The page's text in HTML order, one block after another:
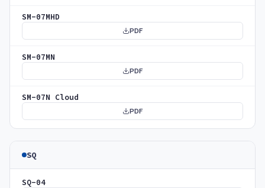
SM-07MHD
PDF
SM-07MN
PDF
SM-07N Cloud
PDF
SQ
SQ-04